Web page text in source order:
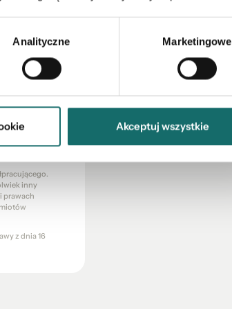
Analityczne Marketingowe
Akceptuj wszystkie
zostały
w
ułatwiający
inny
prawach
z dnia 16